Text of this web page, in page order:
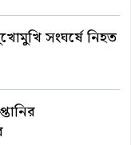
সংঘর্ষে নিহত